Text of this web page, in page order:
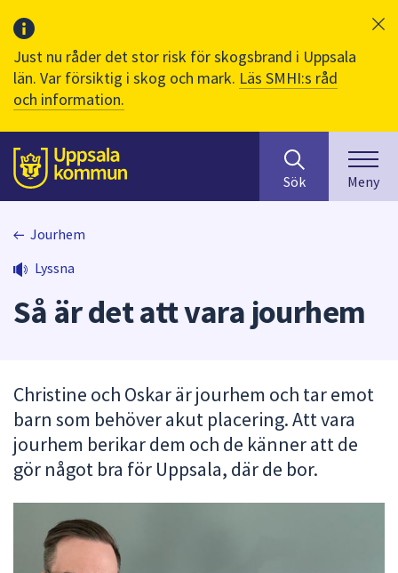
Just nu råder det stor risk för skogsbrand i Uppsala
län. Var försiktig i skog och mark. Läs SMHI:s råd
och information.
Till sidans
huvudinnehåll
efter
innehåll
på
skriva
sökförslag
att
presenteras
under
fältet.
Använd
Sök Meny
Jourhem
Lyssna
Så är det att vara jourhem
Christine och Oskar är jourhem och tar emot
barn som behöver akut placering. Att vara
jourhem berikar dem och de känner att de
gör något bra för Uppsala, där de bor.